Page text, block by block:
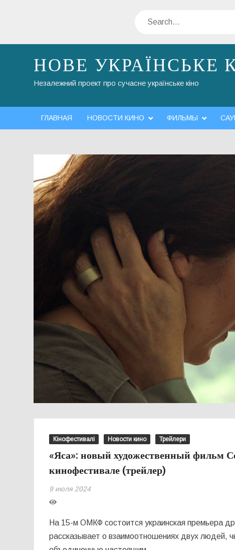
Search
НОВЕ УКРАЇНСЬКЕ
Незалежний проект про сучасне українське кіно
ГЛАВНАЯ НОВОСТИ КИНО ФИЛЬМЫ
Кінофестивалі Новости кино Трейлери
«Яса»: новый художественный фильм
кинофестивале (трейлер)
9 июля 2024
На 15-м ОМКФ состоится украинская премьера
рассказывает о взаимоотношениях двух